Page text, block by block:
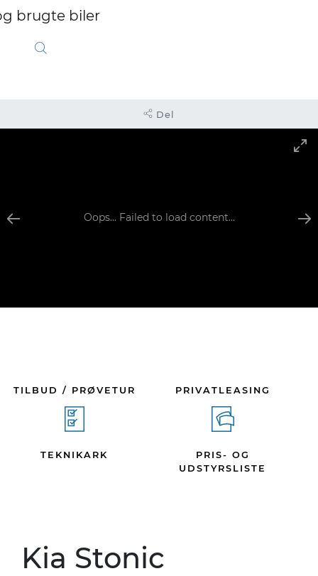
Del
Oops... Failed to load content...
TILBUD / PRØVETUR PRIVATLEASING
TEKNIKARK
PRIS- OG
UDSTYRSLISTE
Kia Stonic